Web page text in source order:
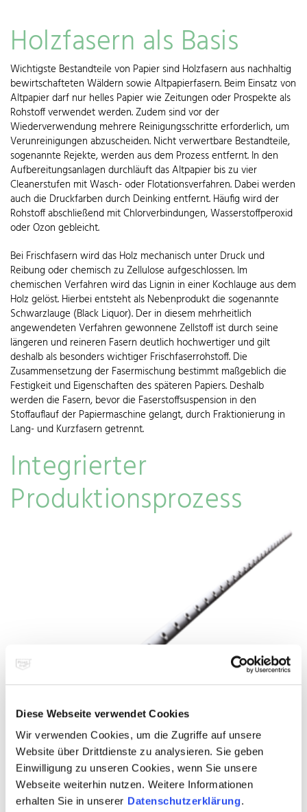
Diese Webseite verwendet Cookies
Wir verwenden Cookies, um die Zugriffe auf unsere
Website über Drittdienste zu analysieren. Sie geben
Einwilligung zu unseren Cookies, wenn Sie unsere
Webseite weiterhin nutzen. Weitere Informationen
erhalten Sie in unserer Datenschutzerklärung.
Holzfasern als Basis
Wichtigste Bestandteile von Papier sind Holzfasern aus nachhaltig
bewirtschafteten Wäldern sowie Altpapierfasern. Beim Einsatz von
Altpapier darf nur helles Papier wie Zeitungen oder Prospekte als
Rohstoff verwendet werden. Zudem sind vor der
Wiederverwendung mehrere Reinigungsschritte erforderlich, um
Verunreinigungen abzuscheiden. Nicht verwertbare Bestandteile,
sogenannte Rejekte, werden aus dem Prozess entfernt. In den
Aufbereitungsanlagen durchläuft das Altpapier bis zu vier
Cleanerstufen mit Wasch- oder Flotationsverfahren. Dabei werden
auch die Druckfarben durch Deinking entfernt. Häufig wird der
Rohstoff abschließend mit Chlorverbindungen, Wasserstoffperoxid
oder Ozon gebleicht.
Bei Frischfasern wird das Holz mechanisch unter Druck und
Reibung oder chemisch zu Zellulose aufgeschlossen. Im
chemischen Verfahren wird das Lignin in einer Kochlauge aus dem
Holz gelöst. Hierbei entsteht als Nebenprodukt die sogenannte
Schwarzlauge (Black Liquor). Der in diesem mehrheitlich
angewendeten Verfahren gewonnene Zellstoff ist durch seine
längeren und reineren Fasern deutlich hochwertiger und gilt
deshalb als besonders wichtiger Frischfaserrohstoff. Die
Zusammensetzung der Fasermischung bestimmt maßgeblich die
Festigkeit und Eigenschaften des späteren Papiers. Deshalb
werden die Fasern, bevor die Faserstoffsuspension in den
Stoffauflauf der Papiermaschine gelangt, durch Fraktionierung in
Lang- und Kurzfasern getrennt.
Integrierter
Produktionsprozess
Spritzrohre aus hochwertigem Edelstahl Rostfrei haben prozessübergreifend
großen Einfluss auf die Produktivität der Papiermaschine und die Papierqualität.